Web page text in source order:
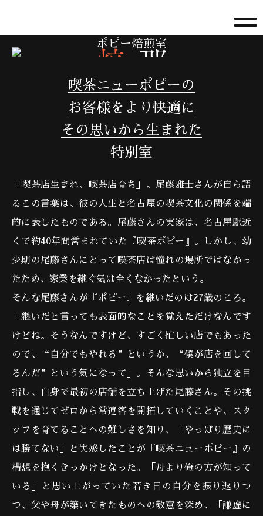
ポピー焙煎室
喫茶ニューポピーの
お客様をより快適に
その思いから生まれた
特別室
「喫茶店生まれ、喫茶店育ち」。尾藤雅士さんが自ら語
るこの言葉は、彼の人生と名古屋の喫茶文化の関係を端
的に表したものである。尾藤さんの実家は、名古屋駅近
くで約40年間営まれていた『喫茶ポピー』。しかし、幼
少期の尾藤さんにとって喫茶店は憧れの場所ではなかっ
たため、家業を継ぐ気は全くなかったという。
そんな尾藤さんが『ポピー』を継いだのは27歳のころ。
「継いだと言っても表面的なことを覚えただけなんです
けどね。そうなんですけど、すごく忙しい店でもあった
ので、“自分でもやれる”というか、“僕が店を回して
るんだ”という気になって」。そんな思いから独立を目
指し、自身で最初の店舗を立ち上げた尾藤さん。その挑
戦を通じてゼロから常連客を開拓していくことや、スタ
ッフを育てることへの難しさを知り、「やっぱり歴史に
は勝てない」と実感したことが『喫茶ニューポピー』の
構想を抱くきっかけとなった。「母より俺の方が知って
いる」と思い上がっていた若き日の自分を振り返りつ
つ、父や母が築いてきたものへの敬意を深め、「謙虚に